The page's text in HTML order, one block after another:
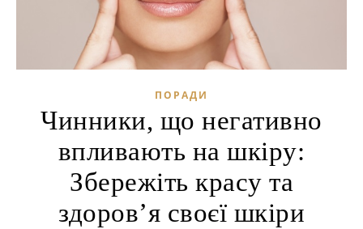
ПОРАДИ
Чинники, що негативно
впливають на шкіру:
Збережіть красу та
здоров’я своєї шкіри